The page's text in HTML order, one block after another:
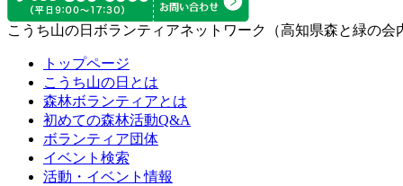
こうち山の日ボランティアネットワーク（高知県森と緑の会
トップページ
こうち山の日とは
森林ボランティアとは
初めての森林活動Q&A
ボランティア団体
イベント検索
活動・イベント情報